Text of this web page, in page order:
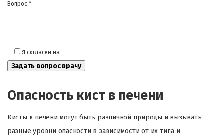
Вопрос *
Я согласен на
Опасность кист в печени
Кисты в печени могут быть различной природы и вызывать
разные уровни опасности в зависимости от их типа и